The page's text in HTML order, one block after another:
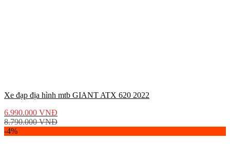
Xe đạp địa hình mtb GIANT ATX 620 2022
6.990.000 VNĐ
8.790.000VNĐ
-4%